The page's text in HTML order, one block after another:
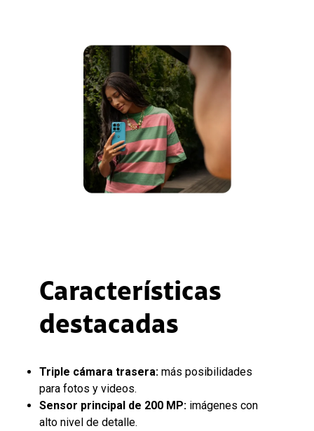
Características
destacadas
Triple cámara trasera: más posibilidades
para fotos y videos.
Sensor principal de 200 MP: imágenes con
alto nivel de detalle.